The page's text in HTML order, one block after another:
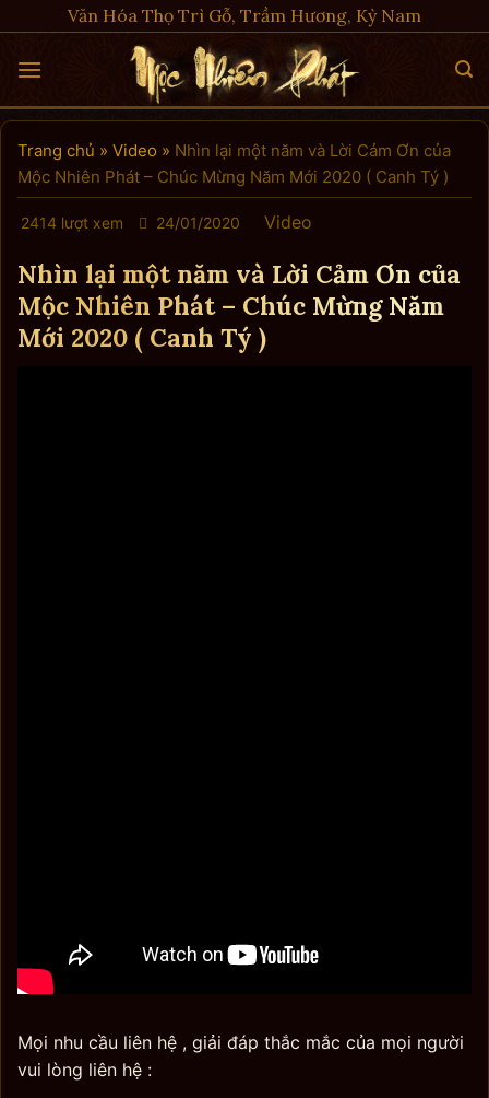
to
content
Văn Hóa Thọ Trì Gỗ, Trầm Hương, Kỳ Nam
Trang chủ » Video » Nhìn lại một năm và Lời Cảm Ơn của
Mộc Nhiên Phát – Chúc Mừng Năm Mới 2020 ( Canh Tý )
2414 lượt xem 24/01/2020 Video
Nhìn lại một năm và Lời Cảm Ơn của
Mộc Nhiên Phát – Chúc Mừng Năm
Mới 2020 ( Canh Tý )
Mọi nhu cầu liên hệ , giải đáp thắc mắc của mọi người
vui lòng liên hệ :